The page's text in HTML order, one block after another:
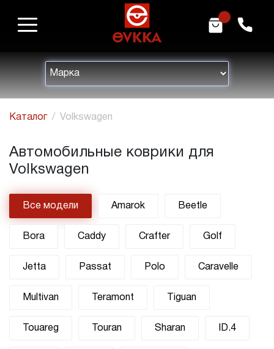
h m
Каталог Volkswagen
Автомобильные коврики для
Volkswagen
Все модели Amarok Beetle
Bora Caddy Crafter Golf
Jetta Passat Polo Caravelle
Multivan Teramont Tiguan
Touareg Touran Sharan ID.4